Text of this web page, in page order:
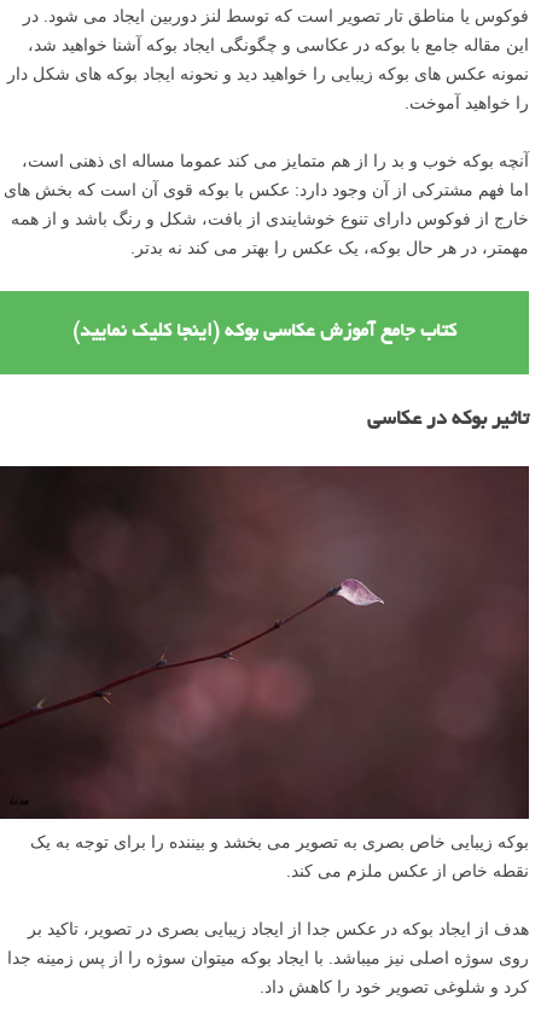
فوکوس یا مناطق تار تصویر است که توسط لنز دوربین ایجاد می شود. در
این مقاله جامع با بوکه در عکاسی و چگونگی ایجاد بوکه آشنا خواهید شد،
نمونه عکس های بوکه زیبایی را خواهید دید و نحونه ایجاد بوکه های شکل دار
را خواهید آموخت.
آنچه بوکه خوب و بد را از هم متمایز می کند عموما مساله ای ذهنی است،
اما فهم مشترکی از آن وجود دارد: عکس با بوکه قوی آن است که بخش های
خارج از فوکوس دارای تنوع خوشایندی از بافت، شکل و رنگ باشد و از همه
مهمتر، در هر حال بوکه، یک عکس را بهتر می کند نه بدتر.
کتاب جامع آموزش عکاسی بوکه (اینجا کلیک نمایید)
تاثیر بوکه در عکاسی
بوکه زیبایی خاص بصری به تصویر می بخشد و بیننده را برای توجه به یک
نقطه خاص از عکس ملزم می کند.
هدف از ایجاد بوکه در عکس جدا از ایجاد زیبایی بصری در تصویر، تاکید بر
روی سوژه اصلی نیز میباشد. با ایجاد بوکه میتوان سوژه را از پس زمینه جدا
کرد و شلوغی تصویر خود را کاهش داد.